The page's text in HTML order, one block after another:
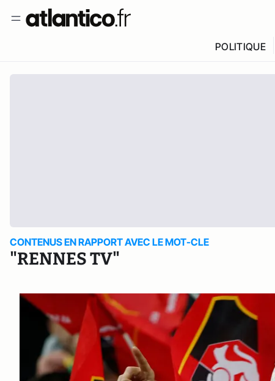
POLITIQUE
CONTENUS EN RAPPORT AVEC LE MOT-CLE
"RENNES TV"